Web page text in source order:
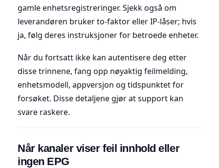
gamle enhetsregistreringer. Sjekk også om
leverandøren bruker to-faktor eller IP-låser; hvis
ja, følg deres instruksjoner for betroede enheter.
Når du fortsatt ikke kan autentisere deg etter
disse trinnene, fang opp nøyaktig feilmelding,
enhetsmodell, appversjon og tidspunktet for
forsøket. Disse detaljene gjør at support kan
svare raskere.
Når kanaler viser feil innhold eller
ingen EPG